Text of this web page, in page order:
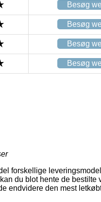
Besøg
Besøg
Besøg
Besøg
forskellige
du blot hente de bestilte
endvidere den mest